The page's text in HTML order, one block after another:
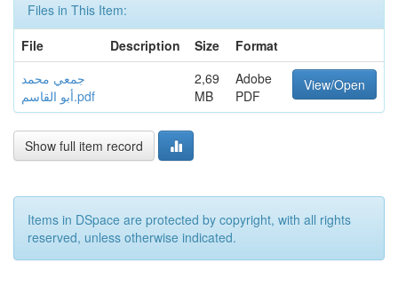
Files in This Item:
File
Description Size
Format
جمعي محمد
أبو القاسم.pdf
2,69
MB
Adobe
PDF
View/Open
Show full item record
Items in DSpace are protected by copyright, with all rights
reserved, unless otherwise indicated.